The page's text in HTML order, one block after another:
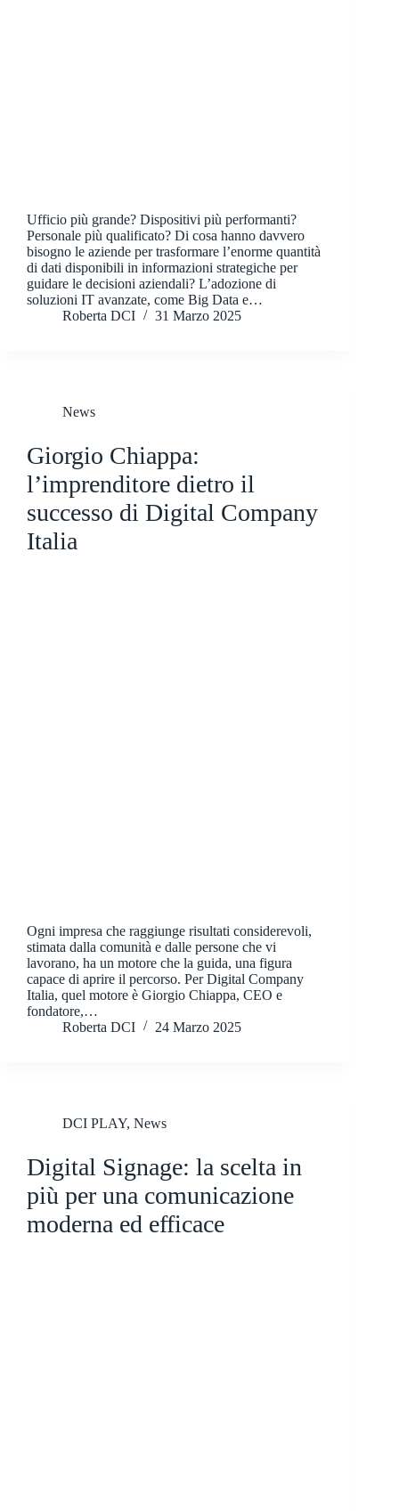
Ufficio più grande? Dispositivi più performanti?
Personale più qualificato? Di cosa hanno davvero
bisogno le aziende per trasformare l’enorme quantità
di dati disponibili in informazioni strategiche per
guidare le decisioni aziendali? L’adozione di
soluzioni IT avanzate, come Big Data e…
Roberta DCI
31 Marzo 2025
News
Giorgio Chiappa:
l’imprenditore dietro il
successo di Digital Company
Italia
Ogni impresa che raggiunge risultati considerevoli,
stimata dalla comunità e dalle persone che vi
lavorano, ha un motore che la guida, una figura
capace di aprire il percorso. Per Digital Company
Italia, quel motore è Giorgio Chiappa, CEO e
fondatore,…
Roberta DCI
24 Marzo 2025
DCI PLAY, News
Digital Signage: la scelta in
più per una comunicazione
moderna ed efficace